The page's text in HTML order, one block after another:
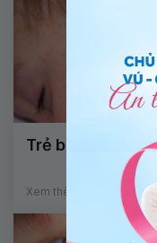
Trẻ bị sốt và nổi
Xem thêm